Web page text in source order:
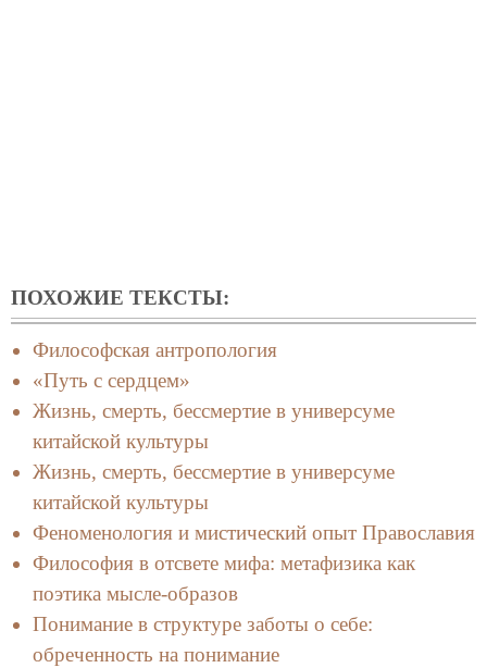
ПОХОЖИЕ ТЕКСТЫ:
Философская антропология
«Путь с сердцем»
Жизнь, смерть, бессмертие в универсуме
китайской культуры
Жизнь, смерть, бессмертие в универсуме
китайской культуры
Феноменология и мистический опыт Православия
Философия в отсвете мифа: метафизика как
поэтика мысле-образов
Понимание в структуре заботы о себе:
обреченность на понимание